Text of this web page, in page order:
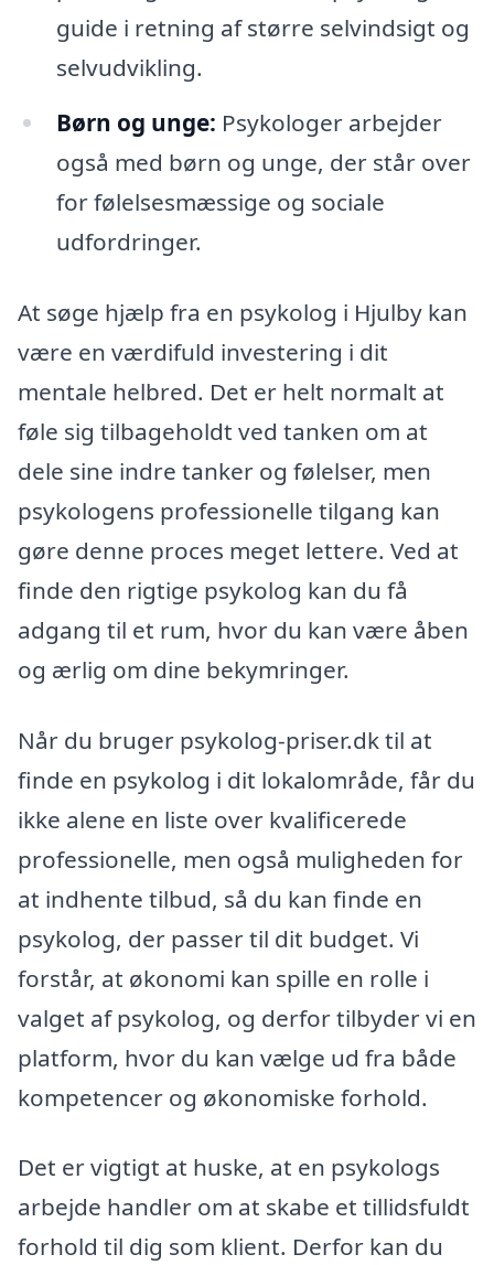
guide i retning af større selvindsigt og
selvudvikling.
Børn og unge: Psykologer arbejder
også med børn og unge, der står over
for følelsesmæssige og sociale
udfordringer.
At søge hjælp fra en psykolog i Hjulby kan
være en værdifuld investering i dit
mentale helbred. Det er helt normalt at
føle sig tilbageholdt ved tanken om at
dele sine indre tanker og følelser, men
psykologens professionelle tilgang kan
gøre denne proces meget lettere. Ved at
finde den rigtige psykolog kan du få
adgang til et rum, hvor du kan være åben
og ærlig om dine bekymringer.
Når du bruger psykolog-priser.dk til at
finde en psykolog i dit lokalområde, får du
ikke alene en liste over kvalificerede
professionelle, men også muligheden for
at indhente tilbud, så du kan finde en
psykolog, der passer til dit budget. Vi
forstår, at økonomi kan spille en rolle i
valget af psykolog, og derfor tilbyder vi en
platform, hvor du kan vælge ud fra både
kompetencer og økonomiske forhold.
Det er vigtigt at huske, at en psykologs
arbejde handler om at skabe et tillidsfuldt
forhold til dig som klient. Derfor kan du